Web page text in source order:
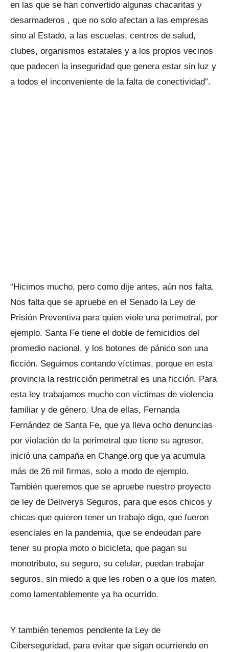
en las que se han convertido algunas chacaritas y
desarmaderos , que no solo afectan a las empresas
sino al Estado, a las escuelas, centros de salud,
clubes, organismos estatales y a los propios vecinos
que padecen la inseguridad que genera estar sin luz y
a todos el inconveniente de la falta de conectividad”.
“Hicimos mucho, pero como dije antes, aún nos falta.
Nos falta que se apruebe en el Senado la Ley de
Prisión Preventiva para quien viole una perimetral, por
ejemplo. Santa Fe tiene el doble de femicidios del
promedio nacional, y los botones de pánico son una
ficción. Seguimos contando víctimas, porque en esta
provincia la restricción perimetral es una ficción. Para
esta ley trabajamos mucho con víctimas de violencia
familiar y de género. Una de ellas, Fernanda
Fernández de Santa Fe, que ya lleva ocho denuncias
por violación de la perimetral que tiene su agresor,
inició una campaña en Change.org que ya acumula
más de 26 mil firmas, solo a modo de ejemplo.
También queremos que se apruebe nuestro proyecto
de ley de Deliverys Seguros, para que esos chicos y
chicas que quieren tener un trabajo digo, que fueron
esenciales en la pandemia, que se endeudan pare
tener su propia moto o bicicleta, que pagan su
monotributo, su seguro, su celular, puedan trabajar
seguros, sin miedo a que les roben o a que los maten,
como lamentablemente ya ha ocurrido.
Y también tenemos pendiente la Ley de
Ciberseguridad, para evitar que sigan ocurriendo en